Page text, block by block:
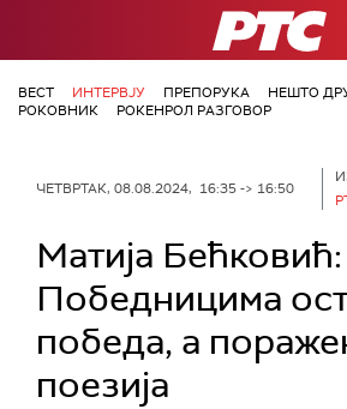
РТС
ВЕСТ ИНТЕРВЈУ ПРЕПОРУКА НЕШТО
РОКОВНИК
РОКЕНРОЛ РАЗГОВОР
ЧЕТВРТАК, 08.08.2024, 16:35 -> 16:50
Матија Бећковић:
Победницима
победа, а
поезија